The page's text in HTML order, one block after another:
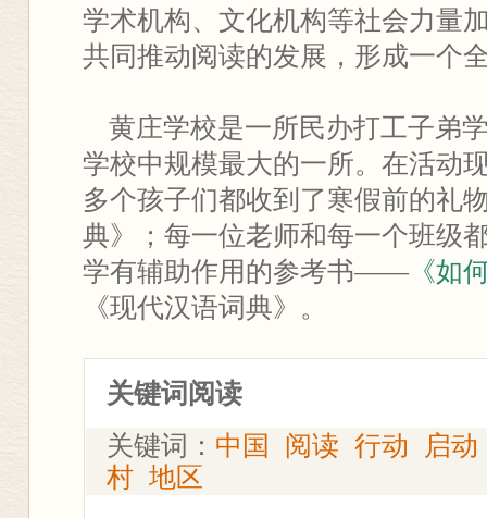
学术机构、文化机构等社会力量
共同推动阅读的发展，形成一个
黄庄学校是一所民办打工子弟
学校中规模最大的一所。在活动
多个孩子们都收到了寒假前的礼
典》；每一位老师和每一个班级
学有辅助作用的参考书——《如
《现代汉语词典》。
关键词阅读
关键词： 中国 阅读 行动
启动
村 地区